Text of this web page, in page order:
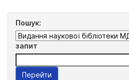
Пошук:
запит